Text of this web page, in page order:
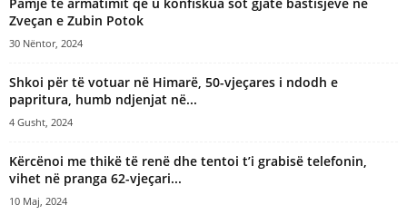
Zveçan e Zubin Potok
30 Nëntor, 2024
Shkoi për të votuar në Himarë, 50-vjeçares i ndodh e
papritura, humb ndjenjat në...
4 Gusht, 2024
Kërcënoi me thikë të renë dhe tentoi t’i grabisë telefonin,
vihet në pranga 62-vjeçari...
10 Maj, 2024